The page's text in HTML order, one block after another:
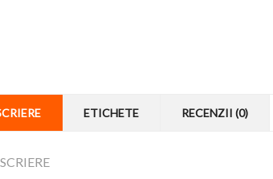
ETICHETE RECENZII (0)